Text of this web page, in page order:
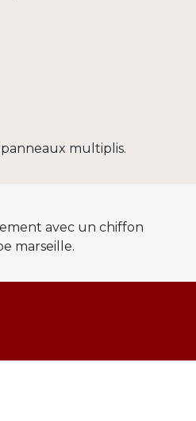
panneaux multiplis.
avec un chiffon
marseille.